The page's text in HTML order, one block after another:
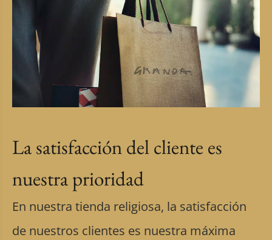
La satisfacción del cliente es
nuestra prioridad
En nuestra tienda religiosa, la satisfacción
de nuestros clientes es nuestra máxima